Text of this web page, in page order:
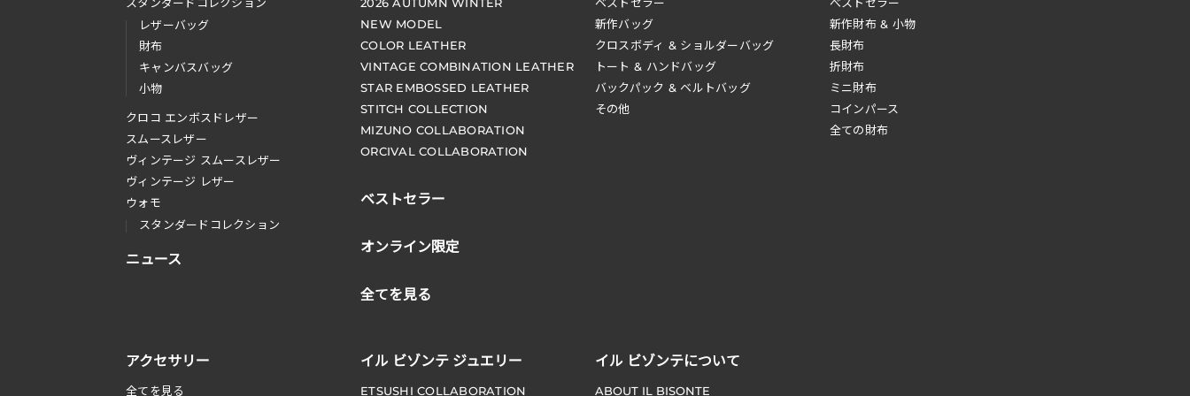
スタンダードコレクション
レザーバッグ
財布
キャンバスバッグ
小物
クロコ エンボスドレザー
スムースレザー
ヴィンテージ スムースレザー
ヴィンテージ レザー
ウォモ
スタンダードコレクション
ニュース
2026 AUTUMN WINTER
NEW MODEL
COLOR LEATHER
VINTAGE COMBINATION LEATHER
STAR EMBOSSED LEATHER
STITCH COLLECTION
MIZUNO COLLABORATION
ORCIVAL COLLABORATION
ベストセラー
オンライン限定
全てを見る
べストセラー
新作財布 & 小物
長財布
折財布
ミニ財布
コインパース
全ての財布
ベストセラー
新作バッグ
クロスボディ & ショルダーバッグ
トート & ハンドバッグ
バックパック & ベルトバッグ
その他
アクセサリー
全てを見る
イル ビゾンテ ジュエリー
ETSUSHI COLLABORATION
イル ビゾンテについて
ABOUT IL BISONTE